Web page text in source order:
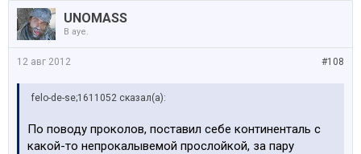
UNOMASS
В ауе.
#108
12 авг 2012
felo-de-se;1611052 сказал(а):
По поводу проколов, поставил себе континенталь с
какой-то непрокалывемой прослойкой, за пару